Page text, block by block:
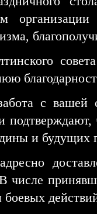
с вашей
подтверждают,
и будущих